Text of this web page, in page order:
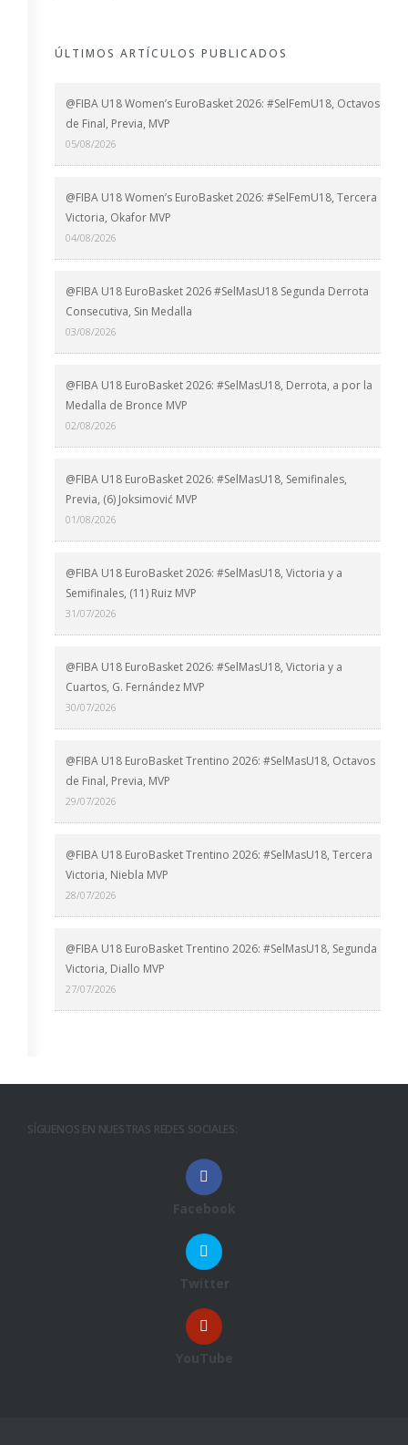
ÚLTIMOS ARTÍCULOS PUBLICADOS
@FIBA U18 Women’s EuroBasket 2026: #SelFemU18, Octavos
de Final, Previa, MVP
05/08/2026
@FIBA U18 Women’s EuroBasket 2026: #SelFemU18, Tercera
Victoria, Okafor MVP
04/08/2026
@FIBA U18 EuroBasket 2026 #SelMasU18 Segunda Derrota
Consecutiva, Sin Medalla
03/08/2026
@FIBA U18 EuroBasket 2026: #SelMasU18, Derrota, a por la
Medalla de Bronce MVP
02/08/2026
@FIBA U18 EuroBasket 2026: #SelMasU18, Semifinales,
Previa, (6) Joksimović MVP
01/08/2026
@FIBA U18 EuroBasket 2026: #SelMasU18, Victoria y a
Semifinales, (11) Ruiz MVP
31/07/2026
@FIBA U18 EuroBasket 2026: #SelMasU18, Victoria y a
Cuartos, G. Fernández MVP
30/07/2026
@FIBA U18 EuroBasket Trentino 2026: #SelMasU18, Octavos
de Final, Previa, MVP
29/07/2026
@FIBA U18 EuroBasket Trentino 2026: #SelMasU18, Tercera
Victoria, Niebla MVP
28/07/2026
@FIBA U18 EuroBasket Trentino 2026: #SelMasU18, Segunda
Victoria, Diallo MVP
27/07/2026
SÍGUENOS EN NUESTRAS REDES SOCIALES:
Facebook
Twitter
YouTube